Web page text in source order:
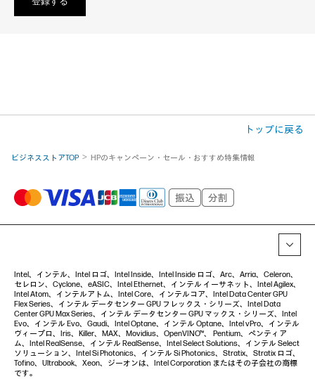
トップに戻る
ビジネスストアTOP HPのキャンペーン・セール・おすすめ特集情報
Intel、インテル、Intel ロゴ、Intel Inside、Intel Inside ロゴ、Arc、Arria、Celeron、
セレロン、Cyclone、eASIC、Intel Ethernet、インテル イーサネット、Intel Agilex、
Intel Atom、インテルアトム、Intel Core、インテルコア、Intel Data Center GPU
Flex Series、インテル データセンター GPU フレックス・シリーズ、Intel Data
Center GPU Max Series、インテル データセンター GPU マックス・シリーズ、Intel
Evo、インテル Evo、Gaudi、Intel Optane、インテル Optane、Intel vPro、インテル
ヴィープロ、Iris、Killer、MAX、Movidius、OpenVINO™、 Pentium、ペンティア
ム、Intel RealSense、インテル RealSense、Intel Select Solutions、インテル Select
ソリューション、Intel Si Photonics、インテル Si Photonics、Stratix、Stratix ロゴ、
Tofino、Ultrabook、Xeon、ジーオンは、Intel Corporation またはその子会社の商標
です。